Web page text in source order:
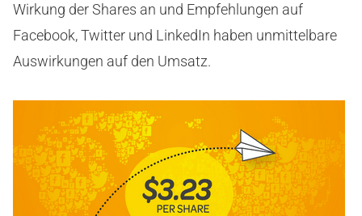
Wirkung der Shares an und Empfehlungen auf
Facebook, Twitter und LinkedIn haben unmittelbare
Auswirkungen auf den Umsatz.